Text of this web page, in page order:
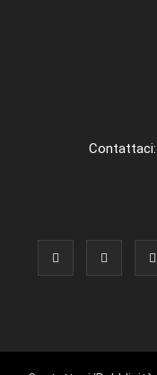
Contattaci: